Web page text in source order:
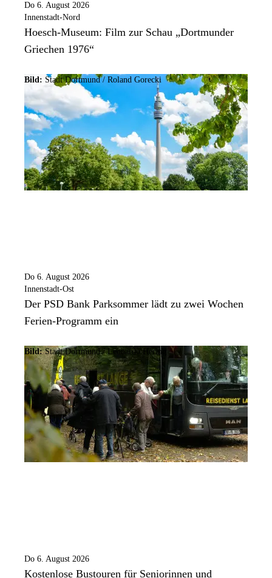
Do 6. August 2026
Innenstadt-Nord
Hoesch-Museum: Film zur Schau „Dortmunder
Griechen 1976“
Bild: Stadt Dortmund / Roland Gorecki
Do 6. August 2026
Innenstadt-Ost
Der PSD Bank Parksommer lädt zu zwei Wochen
Ferien-Programm ein
Bild: Stadt Dortmund / Leonardo Hering
Do 6. August 2026
Kostenlose Bustouren für Seniorinnen und